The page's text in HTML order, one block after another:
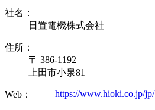
社名：
日置電機株式会社
住所：
〒 386-1192
上田市小泉81
Web： https://www.hioki.co.jp/jp/